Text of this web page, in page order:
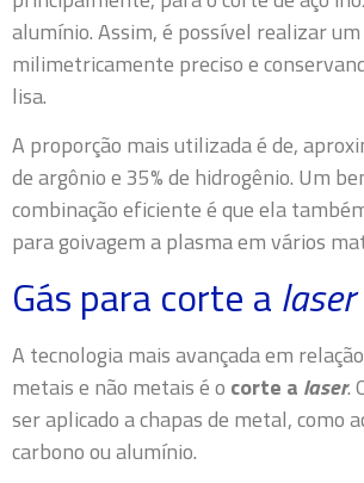
alumínio. Assim, é possível realizar
milimetricamente preciso e
lisa.
A proporção mais utilizada é de,
de argônio e 35% de hidrogênio. Um
combinação eficiente é que ela
para goivagem a plasma em vários
Gás para corte a laser
A tecnologia mais avançada em
metais e não metais é o corte a laser.
ser aplicado a chapas de metal, como
carbono ou alumínio.